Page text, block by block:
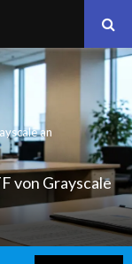
an
von Grayscale